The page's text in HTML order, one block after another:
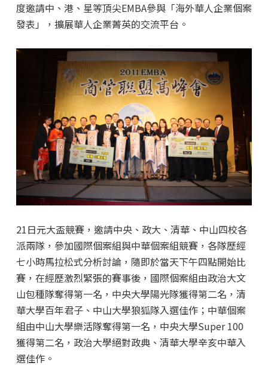
度邀請中、港、星等頂尖EMBA參與「海外華人企業個案
發表」，擴展華人企業菁英的交流平台。
21日元大盃競賽，邀請中央、政大、清華、中山四校各
派兩隊，參加國際個案組與中華個案組競賽，各隊歷經
七小時馬拉松式分析討論，隨即於當天下午四點開始比
賽，在經歷激烈緊張的賽事後，國際個案組由政治大文
山包種隊奪得第一名，中央大學陽光隊獲得第二名，清
華大學百年君子、中山大學狼狐隊入選佳作；中華個案
組由中山大學樂活隊奪得第一名，中央大學Super 100
獲得第二名，政治大學絕對政典、清華大學辛亥中華入
選佳作。